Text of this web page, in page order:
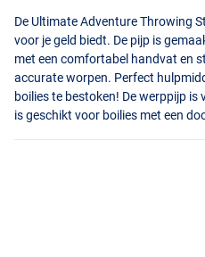
De Ultimate Adventure Throwing
voor je geld biedt. De pijp is
met een comfortabel handvat en
accurate worpen. Perfect
boilies te bestoken! De werppijp
is geschikt voor boilies met een